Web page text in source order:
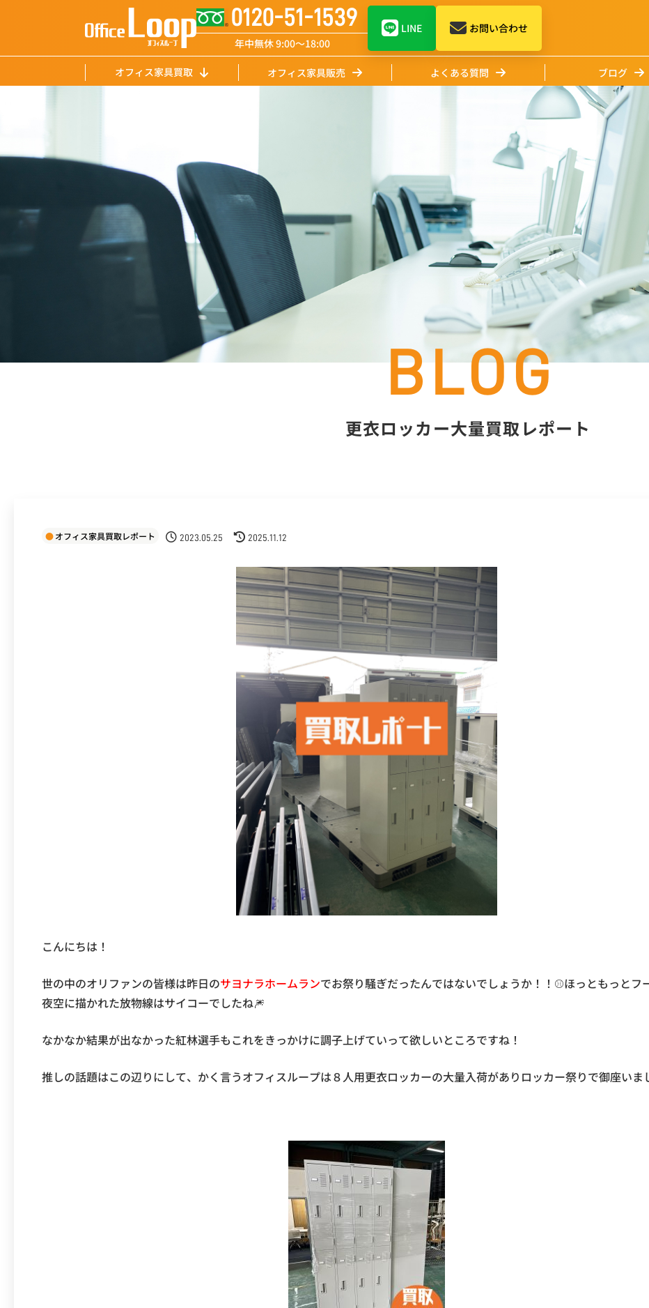
0120-51-1539
年中無休 9:00〜18:00
LINE お問い合わせ
オフィス家具買取 オフィス家具販売 よくある質問 ブログ
更衣ロッカー大量買取レポート
オフィス家具買取レポート 2023.05.25 2025.11.12
こんにちは！
世の中のオリファンの皆様は昨日のサヨナラホームランでお祭り騒ぎだったんではないでしょうか！！⚾️ほっともっとフ
夜空に描かれた放物線はサイコーでしたね🎆
なかなか結果が出なかった紅林選手もこれをきっかけに調子上げていって欲しいところですね！
推しの話題はこの辺りにして、かく言うオフィスループは８人用更衣ロッカーの大量入荷がありロッカー祭りで御座いま